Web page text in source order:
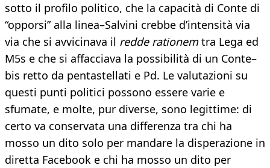
sotto il profilo politico, che la capacità di Conte di
“opporsi” alla linea–Salvini crebbe d’intensità via
via che si avvicinava il redde rationemtra Lega ed
M5s e che si affacciava la possibilità di un Conte–
bis retto da pentastellati e Pd. Le valutazioni su
questi punti politici possono essere varie e
sfumate, e molte, pur diverse, sono legittime: di
certo va conservata una differenza tra chi ha
mosso un dito solo per mandare la disperazione in
diretta Facebook e chi ha mosso un dito per